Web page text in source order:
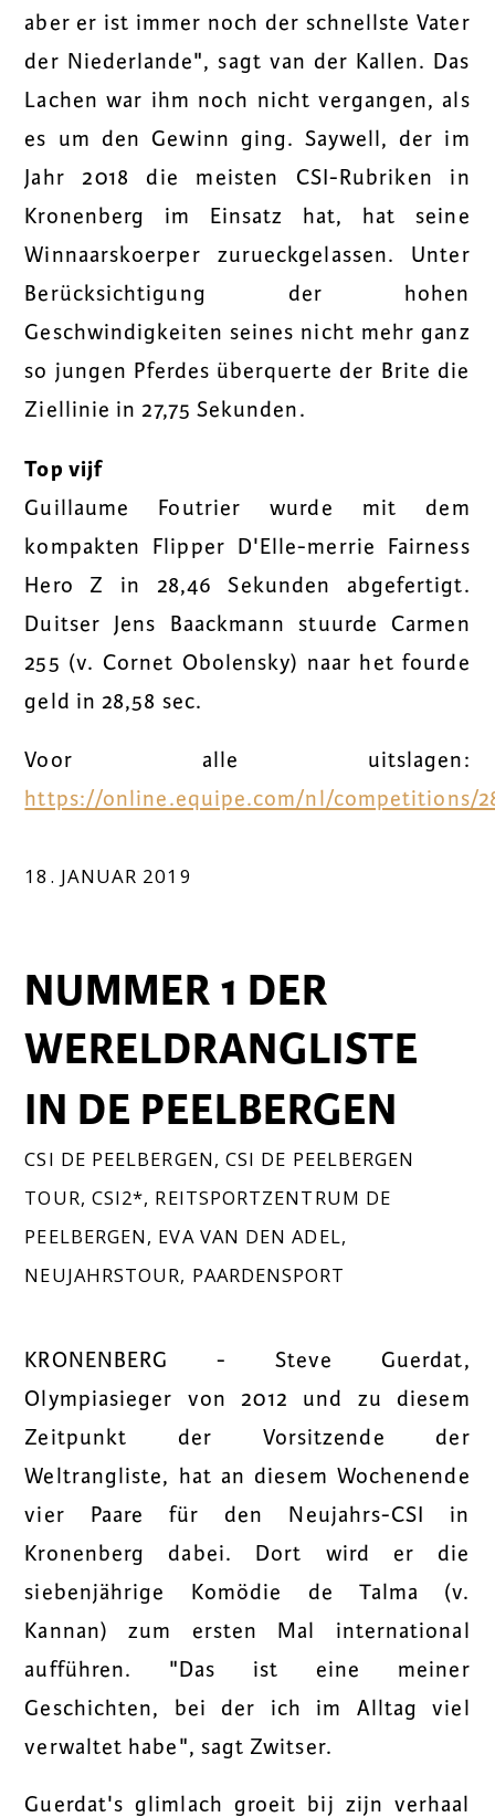
aber er ist immer noch der schnellste Vater
der Niederlande", sagt van der Kallen. Das
Lachen war ihm noch nicht vergangen, als
es um den Gewinn ging. Saywell, der im
Jahr 2018 die meisten CSI-Rubriken in
Kronenberg im Einsatz hat, hat seine
Winnaarskoerper zurueckgelassen. Unter
Berücksichtigung der hohen
Geschwindigkeiten seines nicht mehr ganz
so jungen Pferdes überquerte der Brite die
Ziellinie in 27,75 Sekunden.
Top vijf
Guillaume Foutrier wurde mit dem
kompakten Flipper D'Elle-merrie Fairness
Hero Z in 28,46 Sekunden abgefertigt.
Duitser Jens Baackmann stuurde Carmen
255 (v. Cornet Obolensky) naar het fourde
geld in 28,58 sec.
Voor alle uitslagen:
https://online.equipe.com/nl/competitions/
18. JANUAR 2019
NUMMER 1 DER
WERELDRANGLISTE
IN DE PEELBERGEN
CSI DE PEELBERGEN, CSI DE PEELBERGEN
TOUR, CSI2*, REITSPORTZENTRUM DE
PEELBERGEN, EVA VAN DEN ADEL,
NEUJAHRSTOUR, PAARDENSPORT
KRONENBERG - Steve Guerdat,
Olympiasieger von 2012 und zu diesem
Zeitpunkt der Vorsitzende der
Weltrangliste, hat an diesem Wochenende
vier Paare für den Neujahrs-CSI in
Kronenberg dabei. Dort wird er die
siebenjährige Komödie de Talma (v.
Kannan) zum ersten Mal international
aufführen. "Das ist eine meiner
Geschichten, bei der ich im Alltag viel
verwaltet habe", sagt Zwitser.
Guerdat's glimlach groeit bij zijn verhaal